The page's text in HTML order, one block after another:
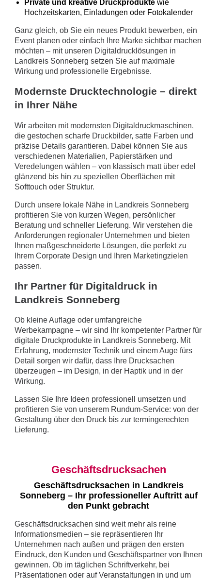
Private und kreative Druckprodukte wie
Hochzeitskarten, Einladungen oder Fotokalender
Ganz gleich, ob Sie ein neues Produkt bewerben, ein
Event planen oder einfach Ihre Marke sichtbar machen
möchten – mit unseren Digitaldrucklösungen in
Landkreis Sonneberg setzen Sie auf maximale
Wirkung und professionelle Ergebnisse.
Modernste Drucktechnologie – direkt
in Ihrer Nähe
Wir arbeiten mit modernsten Digitaldruckmaschinen,
die gestochen scharfe Druckbilder, satte Farben und
präzise Details garantieren. Dabei können Sie aus
verschiedenen Materialien, Papierstärken und
Veredelungen wählen – von klassisch matt über edel
glänzend bis hin zu speziellen Oberflächen mit
Softtouch oder Struktur.
Durch unsere lokale Nähe in Landkreis Sonneberg
profitieren Sie von kurzen Wegen, persönlicher
Beratung und schneller Lieferung. Wir verstehen die
Anforderungen regionaler Unternehmen und bieten
Ihnen maßgeschneiderte Lösungen, die perfekt zu
Ihrem Corporate Design und Ihren Marketingzielen
passen.
Ihr Partner für Digitaldruck in
Landkreis Sonneberg
Ob kleine Auflage oder umfangreiche
Werbekampagne – wir sind Ihr kompetenter Partner für
digitale Druckprodukte in Landkreis Sonneberg. Mit
Erfahrung, modernster Technik und einem Auge fürs
Detail sorgen wir dafür, dass Ihre Drucksachen
überzeugen – im Design, in der Haptik und in der
Wirkung.
Lassen Sie Ihre Ideen professionell umsetzen und
profitieren Sie von unserem Rundum-Service: von der
Gestaltung über den Druck bis zur termingerechten
Lieferung.
Geschäftsdrucksachen
Geschäftsdrucksachen in Landkreis
Sonneberg – Ihr professioneller Auftritt auf
den Punkt gebracht
Geschäftsdrucksachen sind weit mehr als reine
Informationsmedien – sie repräsentieren Ihr
Unternehmen nach außen und prägen den ersten
Eindruck, den Kunden und Geschäftspartner von Ihnen
gewinnen. Ob im täglichen Schriftverkehr, bei
Präsentationen oder auf Veranstaltungen in und um